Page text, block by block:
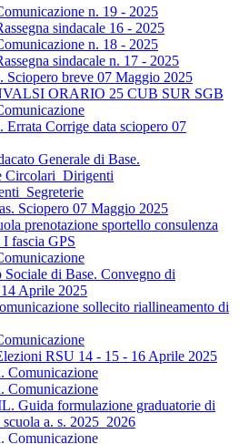
n. 19 - 2025
sindacale 16 - 2025
n. 18 - 2025
sindacale n. 17 - 2025
Sciopero breve 07 Maggio 2025
ORARIO 25 CUB SUR SGB
Errata Corrige data sciopero 07
Generale di Base.
Circolari_Dirigenti
Sciopero 07 Maggio 2025
prenotazione sportello consulenza
fascia GPS
Sociale di Base. Convegno di
Aprile 2025
sollecito riallineamento di
RSU 14 - 15 - 16 Aprile 2025
Comunicazione
Comunicazione
Guida formulazione graduatorie di
a. s. 2025_2026
Comunicazione